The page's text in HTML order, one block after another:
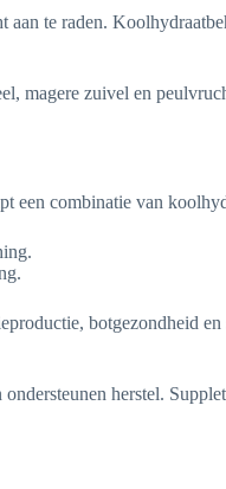
te raden.
magere zuivel en
combinatie van
botgezondheid
herstel.